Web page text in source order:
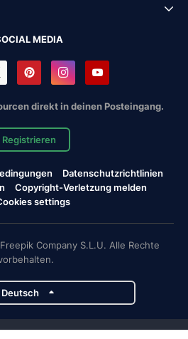
MEDIA
direkt in deinen Posteingang.
Registrieren
Datenschutzrichtlinien
Copyright-Verletzung melden
settings
Company S.L.U. Alle Rechte
Deutsch